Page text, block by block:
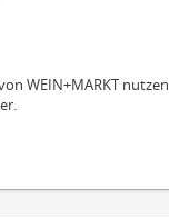
WEIN+MARKT nutzen